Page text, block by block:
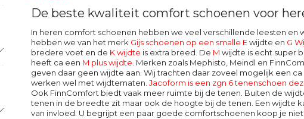
De beste kwaliteit comfort schoenen voor
In heren comfort schoenen hebben we veel verschillende leesten
hebben we van het merk Gijs schoenen op een smalle Ewijdte en G
bredere voet en de K wijdte is extra breed. De M wijdte is echt super
heeft ca een M plus wijdte. Merken zoals Mephisto, Meindl en
geven daar geen wijdte aan. Wij trachten daar zoveel mogelijk een
werken wel met wijdtematen. Jacoform is een zgn 6 tenenschoen
OokFinnComfortbiedt vaak meer ruimte bij de tenen. Buiten de
tenen in de breedte zit maar ook de hoogte bij de tenen. Een wijdte
van invloed. U begrijpt een paar goede comfortschoenen koop je